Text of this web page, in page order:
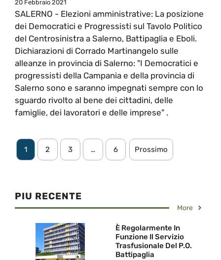
20 Febbraio 2021
SALERNO - Elezioni amministrative: La posizione
dei Democratici e Progressisti sul Tavolo Politico
del Centrosinistra a Salerno, Battipaglia e Eboli.
Dichiarazioni di Corrado Martinangelo sulle
alleanze in provincia di Salerno: "I Democratici e
progressisti della Campania e della provincia di
Salerno sono e saranno impegnati sempre con lo
sguardo rivolto al bene dei cittadini, delle
famiglie, dei lavoratori e delle imprese" .
1 2 3 … 6 Prossimo
PIU RECENTE
More
È Regolarmente In
Funzione Il Servizio
Trasfusionale Del P.O.
Battipaglia